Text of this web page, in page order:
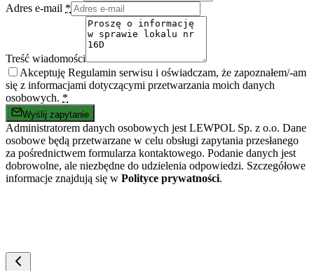
Adres e-mail *
Treść wiadomości
Akceptuję Regulamin serwisu i oświadczam, że zapoznałem/-am
się z informacjami dotyczącymi przetwarzania moich danych
osobowych. *
Wyślij zapytanie
Administratorem danych osobowych jest LEWPOL Sp. z o.o. Dane
osobowe będą przetwarzane w celu obsługi zapytania przesłanego
za pośrednictwem formularza kontaktowego. Podanie danych jest
dobrowolne, ale niezbędne do udzielenia odpowiedzi. Szczegółowe
informacje znajdują się w Polityce prywatności.